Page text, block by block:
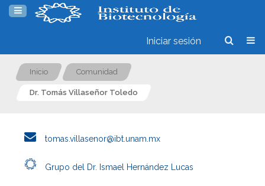
Iniciar sesión
Inicio Comunidad
Dr. Tomás Villaseñor Toledo
tomas.villasenor@ibt.unam.mx
Grupo del Dr. Ismael Hernández Lucas